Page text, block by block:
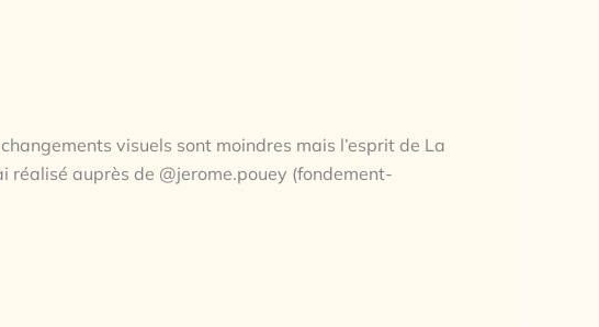
visuels sont moindres mais l’esprit de La
réalisé auprès de @jerome.pouey (fondement-